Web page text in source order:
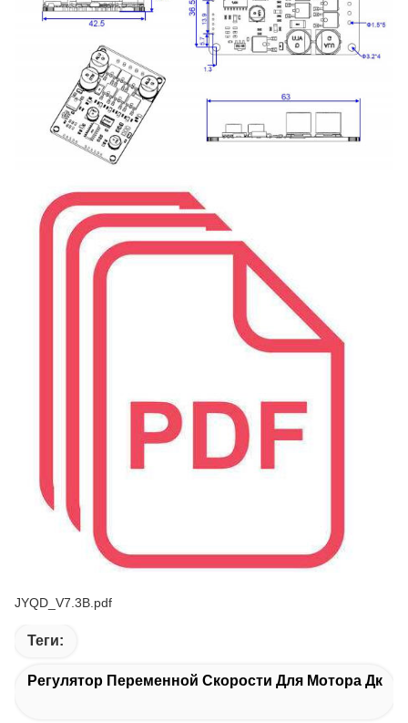
JYQD_V7.3B.pdf
Теги:
Регулятор Переменной Скорости Для Мотора Дк